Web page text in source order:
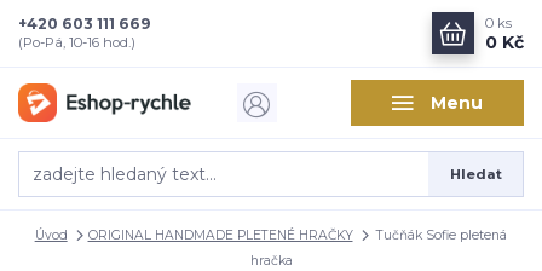
Menu
Hledat
+420 603 111 669
(Po-Pá, 10-16 hod.)
0 ks
0 Kč
Úvod ORIGINAL HANDMADE PLETENÉ HRAČKY
Tučňák Sofie pletená
hračka